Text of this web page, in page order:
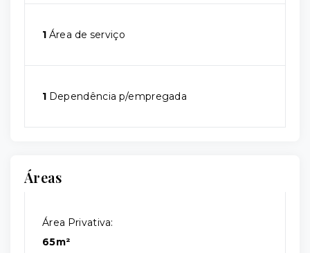
1 Área de serviço
1 Dependência p/empregada
Áreas
Área Privativa:
65m²